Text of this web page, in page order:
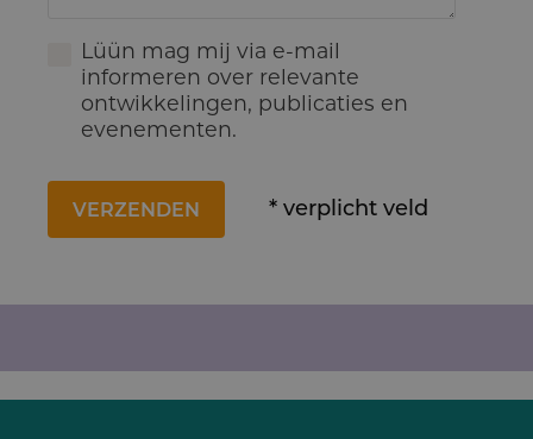
Lüün mag mij via e-mail
informeren over relevante
ontwikkelingen, publicaties en
evenementen.
* verplicht veld